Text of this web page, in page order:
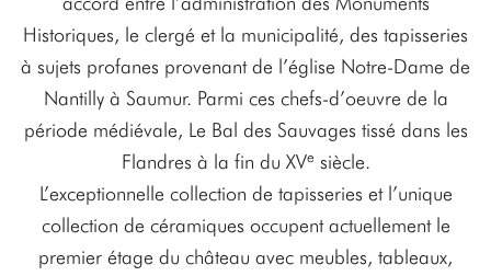
Historiques, le clergé et la municipalité, des tapisseries
à sujets profanes provenant de l’église Notre-Dame de
Nantilly à Saumur. Parmi ces chefs-d’oeuvre de la
période médiévale, Le Bal des Sauvages tissé dans les
Flandres à la fin du XVe siècle.
L’exceptionnelle collection de tapisseries et l’unique
collection de céramiques occupent actuellement le
premier étage du château avec meubles, tableaux,